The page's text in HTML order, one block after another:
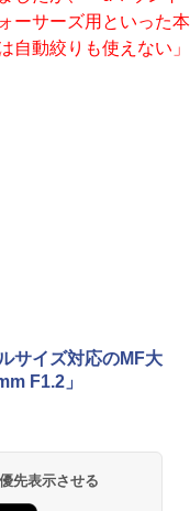
ーサーズ用といった本
自動絞りも使えない」
サイズ対応のMF大
F1.2」
先表示させる